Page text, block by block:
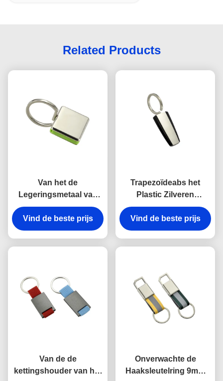
Related Products
Van het de
Legeringsmetaal van
het haakzink van de de
kettingshouder Zeer
belangrijke
Vind de beste prijs
Trapezoïdeabs het
Plastic Zilveren
Galvaniseren van
Keychains van de
Metaal Zeer belangrijke
Vind de beste prijs
Van de de
kettingshouder van het
Onverwachte de
Haaksleutelring 9mm